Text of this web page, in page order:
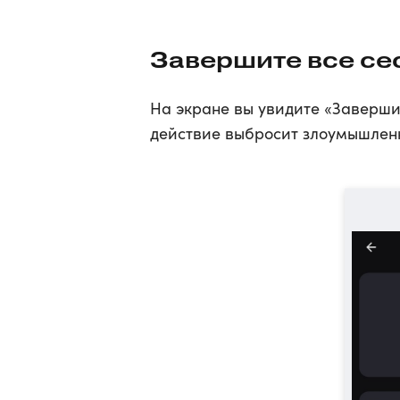
Завершите все
На экране вы увидите
действие выбросит